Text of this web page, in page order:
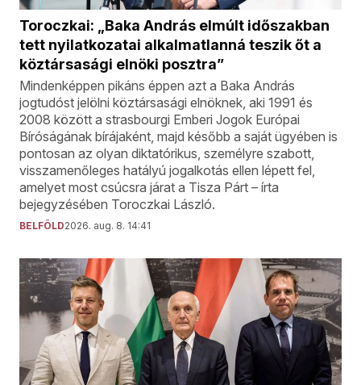
Toroczkai: „Baka András elmúlt időszakban
tett nyilatkozatai alkalmatlanná teszik őt a
köztársasági elnöki posztra”
Mindenképpen pikáns éppen azt a Baka András
jogtudóst jelölni köztársasági elnöknek, aki 1991 és
2008 között a strasbourgi Emberi Jogok Európai
Bíróságának bírájaként, majd később a saját ügyében is
pontosan az olyan diktatórikus, személyre szabott,
visszamenőleges hatályú jogalkotás ellen lépett fel,
amelyet most csúcsra járat a Tisza Párt – írta
bejegyzésében Toroczkai László.
BELFÖLD2026. aug. 8. 14:41